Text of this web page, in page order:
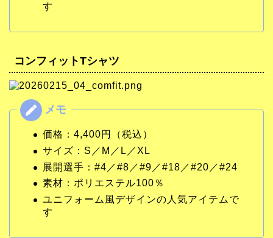
す
コンフィットTシャツ
価格：4,400円（税込）
サイズ：S／M／L／XL
展開選手：#4／#8／#9／#18／#20／#24
素材：ポリエステル100％
ユニフォーム風デザインの人気アイテムで
す